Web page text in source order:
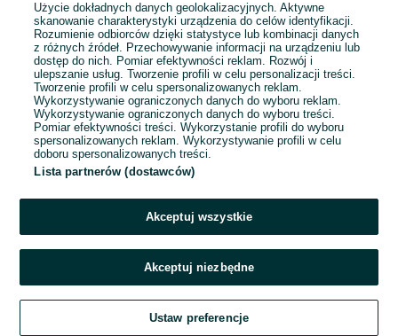
Przejdź na stronę główną
Użycie dokładnych danych geolokalizacyjnych. Aktywne
skanowanie charakterystyki urządzenia do celów identyfikacji.
Rozumienie odbiorców dzięki statystyce lub kombinacji danych
z różnych źródeł. Przechowywanie informacji na urządzeniu lub
dostęp do nich. Pomiar efektywności reklam. Rozwój i
ulepszanie usług. Tworzenie profili w celu personalizacji treści.
Tworzenie profili w celu spersonalizowanych reklam.
Wykorzystywanie ograniczonych danych do wyboru reklam.
Wykorzystywanie ograniczonych danych do wyboru treści.
Pomiar efektywności treści. Wykorzystanie profili do wyboru
spersonalizowanych reklam. Wykorzystywanie profili w celu
doboru spersonalizowanych treści.
Lista partnerów (dostawców)
Akceptuj wszystkie
Akceptuj niezbędne
Ustaw preferencje